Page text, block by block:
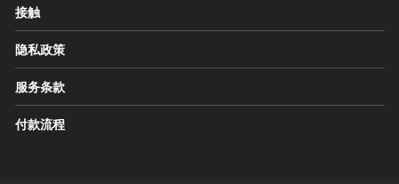
接触
隐私政策
服务条款
付款流程